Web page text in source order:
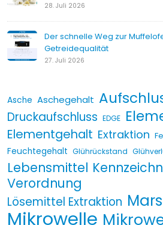
28. Juli 2026
Der schnelle Weg zur
Getreidequalität
27. Juli 2026
Asche Aschegehalt
Druckaufschluss EDGE
Elementgehalt Extraktion
Feuchtegehalt Glührückstand
Lebensmittel
Verordnung
Lösemittel Extraktion
Mikrowelle